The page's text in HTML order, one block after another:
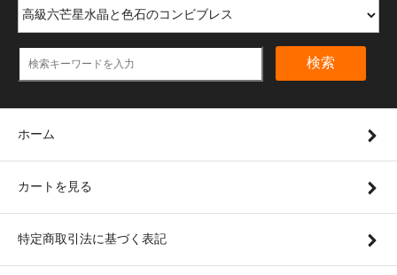
検索
ホーム
カートを見る
特定商取引法に基づく表記